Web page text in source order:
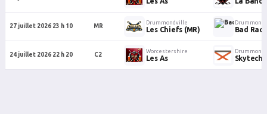
27 juillet 2026 23 h 10 MR
Drummondville
Les Chiefs (MR) Bad
24 juillet 2026 22 h 20 C2
Worcestershire
Les As Skytech